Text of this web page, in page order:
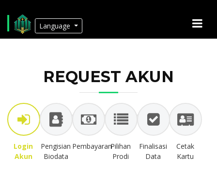
Language
REQUEST AKUN
Login
Akun
Pengisian
Biodata
PembayaranPilihan
Prodi
Finalisasi
Data
Cetak
Kartu